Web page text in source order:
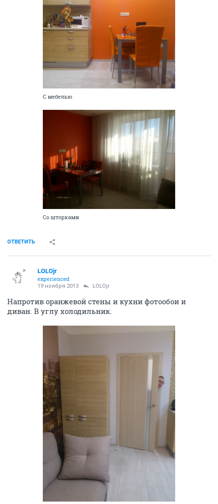
С мебелью
Со шторками
ОТВЕТИТЬ
LOLOjr
experienced
19 ноября 2013 LOLOjr
Напротив оранжевой стены и кухни фотообои и
диван. В углу холодильник.